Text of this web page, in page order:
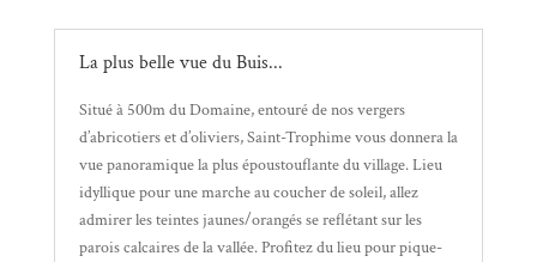
La plus belle vue du Buis...
Situé à 500m du Domaine, entouré de nos vergers
d’abricotiers et d’oliviers, Saint-Trophime vous donnera la
vue panoramique la plus époustouflante du village. Lieu
idyllique pour une marche au coucher de soleil, allez
admirer les teintes jaunes/orangés se reflétant sur les
parois calcaires de la vallée. Profitez du lieu pour pique-